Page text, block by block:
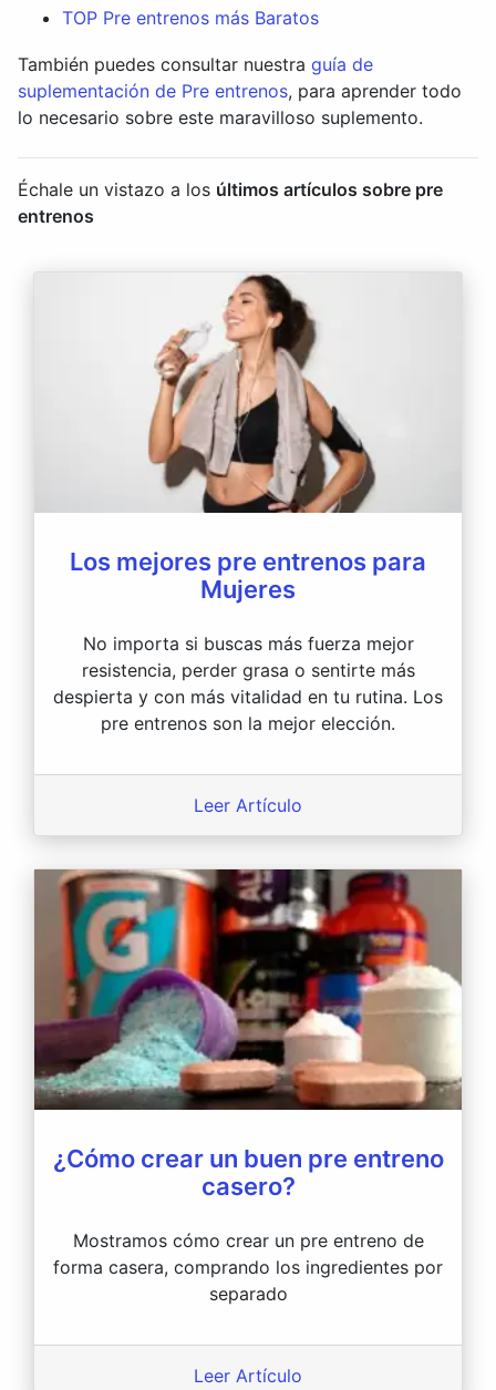
TOP Pre entrenos más Baratos
También puedes consultar nuestra guía de
suplementación de Pre entrenos, para aprender todo
lo necesario sobre este maravilloso suplemento.
Échale un vistazo a los últimos artículos sobre pre
entrenos
Los mejores pre entrenos para
Mujeres
No importa si buscas más fuerza mejor
resistencia, perder grasa o sentirte más
despierta y con más vitalidad en tu rutina. Los
pre entrenos son la mejor elección.
Leer Artículo
¿Cómo crear un buen pre entreno
casero?
Mostramos cómo crear un pre entreno de
forma casera, comprando los ingredientes por
separado
Leer Artículo